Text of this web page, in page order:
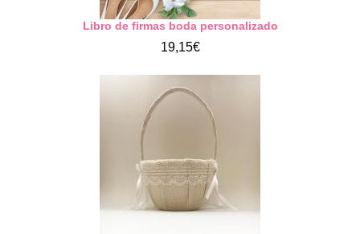
Libro de firmas boda personalizado
19,15€